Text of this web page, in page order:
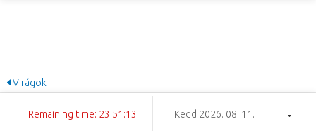
Virágok
Remaining time: 23:51:12 Kedd 2026. 08. 11.